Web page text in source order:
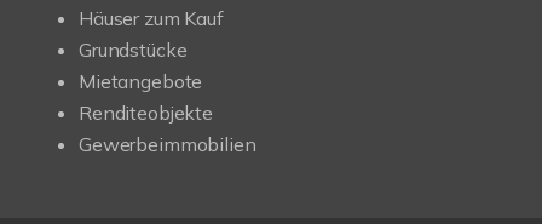
Häuser zum Kauf
Grundstücke
Mietangebote
Renditeobjekte
Gewerbeimmobilien